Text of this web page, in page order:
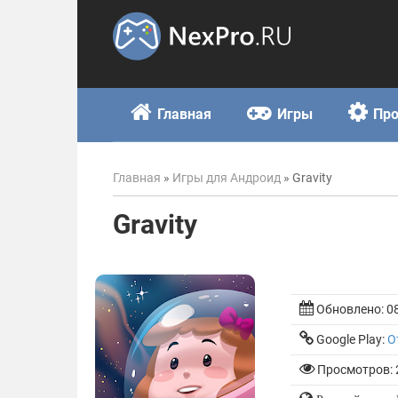
Главная Игры
Главная » Игры для Андроид » Gravity
Gravity
Обновлено:
Google Play:
Просмотров: